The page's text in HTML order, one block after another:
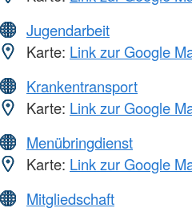
Jugendarbeit
Karte: Link zur Google
Krankentransport
Karte: Link zur Google
Menübringdienst
Karte: Link zur Google
Mitgliedschaft